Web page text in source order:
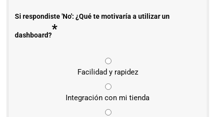
Si respondiste 'No': ¿Qué te motivaría a utilizar un
dashboard?*
Facilidad y rapidez
Integración con mi tienda